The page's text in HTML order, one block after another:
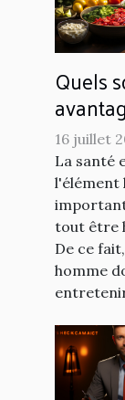
Quels
d'avoir
saine ?
16 juillet
La santé
l'élément
tout être
De ce
homme